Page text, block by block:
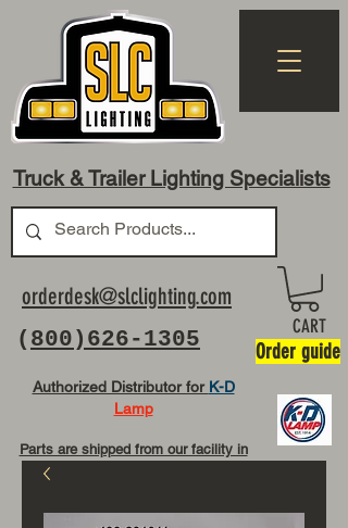
Truck & Trailer Lighting Specialists
( 800)626-1305
orderdesk@slclighting.com
Authorized Distributor for K-D
Lamp
Parts are shipped from our facility in
CART
Order guide